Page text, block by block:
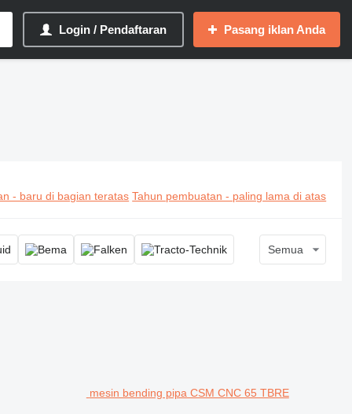
Login / Pendaftaran Pasang iklan Anda
mesin penekuk pipa
- baru di bagian teratas Tahun pembuatan - paling lama di atas
Semua
mesin bending pipa CSM CNC 65 TBRE